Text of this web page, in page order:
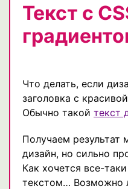
Текст с
Что делать, если
заголовка с
Обычно такой текст
Получаем результат
дизайн, но сильно
Как хочется все-
текстом… Возможно